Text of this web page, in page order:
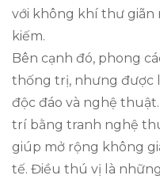
với không khí thư
kiếm.
Bên cạnh đó, phong
thống trị, nhưng được
độc đáo và nghệ
trí bằng tranh nghệ
giúp mở rộng không
tế. Điều thú vị là